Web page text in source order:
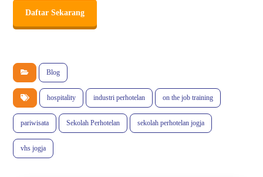
Daftar Sekarang
Blog
hospitality industri perhotelan on the job training
pariwisata Sekolah Perhotelan sekolah perhotelan jogja
vhs jogja